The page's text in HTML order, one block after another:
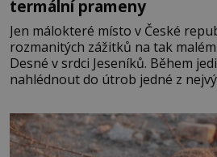
termální prameny
Jen málokteré místo v České
rozmanitých zážitků na tak
Desné v srdci Jeseníků. Během
nahlédnout do útrob jedné z
se na koloběžce a den zakončit
Velkých Losinách nebo v